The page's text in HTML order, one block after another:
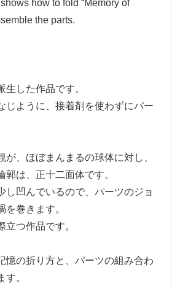
how to fold “Memory of
the parts.
生した作品です。
じように、接着剤を使わずにパー
が、ほぼまんまるの球体に対し、
は、正十二面体です。
し凹んでいるので、パーツのジョ
を巻きます。
立つ作品です。
憶の折り方と、パーツの組み合わ
。